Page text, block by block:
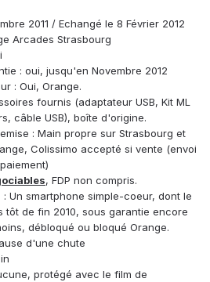
2011 / Echangé le 8 Février 2012
Arcades Strasbourg
: oui, jusqu'en Novembre 2012
: Oui, Orange.
fournis (adaptateur USB, Kit ML
câble USB), boîte d'origine.
: Main propre sur Strasbourg et
Colissimo accepté si vente (envoi
, FDP non compris.
Un smartphone simple-coeur, dont le
tôt de fin 2010, sous garantie encore
débloqué ou bloqué Orange.
d'une chute
protégé avec le film de